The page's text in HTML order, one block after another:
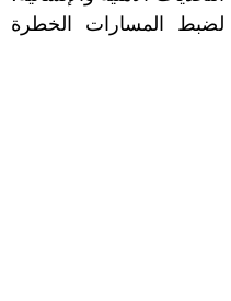
لضبط المسارات الخطرة